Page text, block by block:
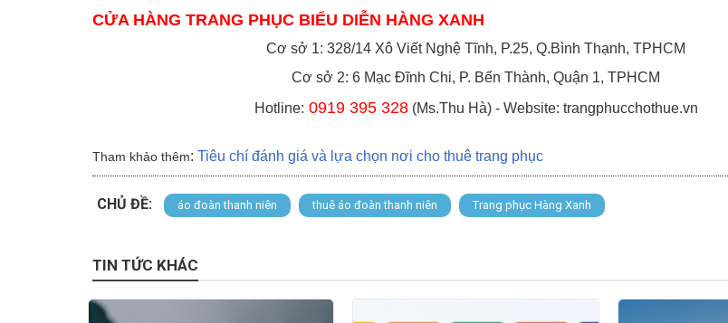
CỬA HÀNG TRANG PHỤC BIỂU DIỄN HÀNG XANH
Cơ sở 1: 328/14 Xô Viết Nghệ Tĩnh, P.25, Q.Bình Thạnh, TPHCM
Cơ sở 2: 6 Mạc Đĩnh Chi, P. Bến Thành, Quận 1, TPHCM
Hotline: 0919 395 328(Ms.Thu Hà) - Website: trangphucchothue.vn
Tham khảo thêm: Tiêu chí đánh giá và lựa chọn nơi cho thuê trang phục
CHỦ ĐỀ: áo đoàn thanh niên thuê áo đoàn thanh niên Trang phục Hàng Xanh
TIN TỨC KHÁC